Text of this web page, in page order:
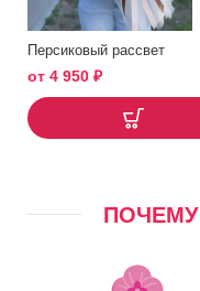
Персиковый рассвет
от 4 950 ₽